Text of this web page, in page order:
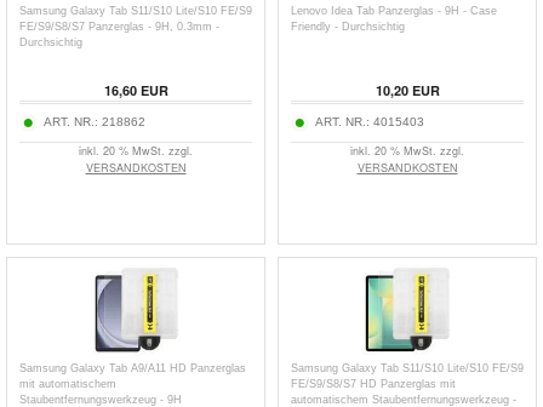
Samsung Galaxy Tab S11/S10 Lite/S10 FE/S9
FE/S9/S8/S7 Panzerglas - 9H, 0.3mm -
Durchsichtig
16,60EUR
ART. NR.: 218862
inkl. 20 % MwSt. zzgl.
VERSANDKOSTEN
Lenovo Idea Tab Panzerglas - 9H - Case
Friendly - Durchsichtig
10,20EUR
ART. NR.: 4015403
inkl. 20 % MwSt. zzgl.
VERSANDKOSTEN
Samsung Galaxy Tab A9/A11 HD Panzerglas
mit automatischem
Staubentfernungswerkzeug - 9H
Samsung Galaxy Tab S11/S10 Lite/S10 FE/S9
FE/S9/S8/S7 HD Panzerglas mit
automatischem Staubentfernungswerkzeug -